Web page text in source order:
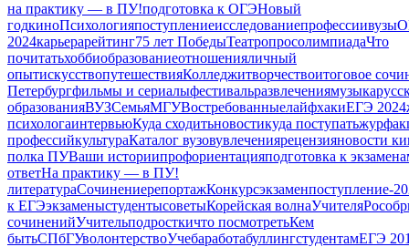
на практику — в ПУ!подготовка к ОГЭНовый
годкиноПсихологияпоступлениеисследованиепрофессиивузы
2024карьерарейтинг75 лет ПобедыТеатропросолимпиадаЧто
почитатьхоббиобразованиеотношенияличный
опытискусствопутешествияКолледжитворчествоитоговое
Петербургфильмы и сериалыфестивальразвлечениямузыка
образованияВУЗСемьяМГУВостребованныелайфхакиЕГЭ 2024
психологаинтервьюКуда сходитьновостикуда поступатьжурфак
профессийкультураКаталог вузовувлечениярецензияновости
полка ПУВаши историипрофориентацияподготовка к
ответНа практику — в ПУ!
литератураСочинениерепортажКонкурсэкзаменпоступление-
к ЕГЭэкзаменыстудентысоветыКорейская волнаУчителя
сочиненийУчительподросткичто посмотретьКем
бытьСПбГУволонтерствоУчебаработабуллингстудентамЕГЭ